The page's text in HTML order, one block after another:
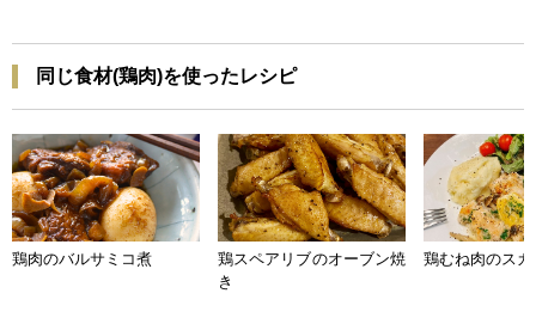
同じ食材(鶏肉)を使ったレシピ
鶏肉のバルサミコ煮
鶏スペアリブのオーブン焼
き
鶏むね肉のス